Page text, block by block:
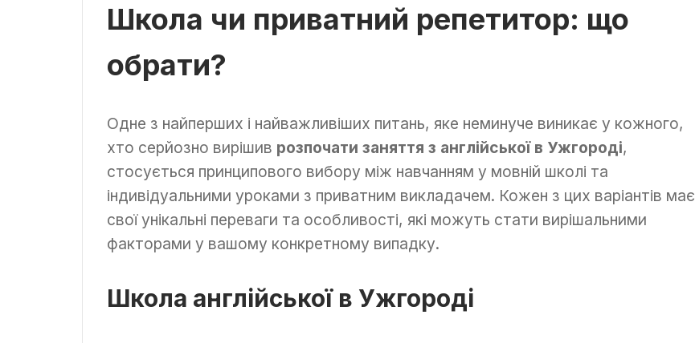
Школа чи приватний репетитор: що
обрати?
Одне з найперших і найважливіших питань, яке неминуче виникає у кожного,
хто серйозно вирішив розпочати заняття з англійської в Ужгороді,
стосується принципового вибору між навчанням у мовній школі та
індивідуальними уроками з приватним викладачем. Кожен з цих варіантів має
свої унікальні переваги та особливості, які можуть стати вирішальними
факторами у вашому конкретному випадку.
Школа англійської в Ужгороді